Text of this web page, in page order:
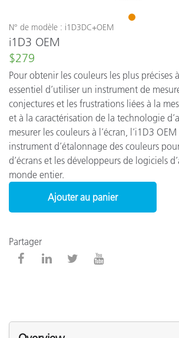
1
N° de modèle : i1D3DC+OEM
i1D3 OEM
$279
Pour obtenir les couleurs les plus précises
essentiel d’utiliser un instrument de
conjectures et les frustrations liées à la
et à la caractérisation de la technologie
mesurer les couleurs à l’écran, l’i1D3
instrument d’étalonnage des couleurs
d’écrans et les développeurs de logiciels
monde entier.
Ajouter au panier
Partager